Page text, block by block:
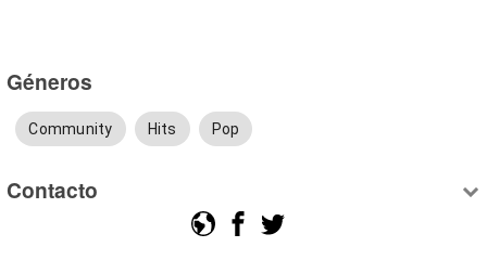
Géneros
Community Hits Pop
Contacto